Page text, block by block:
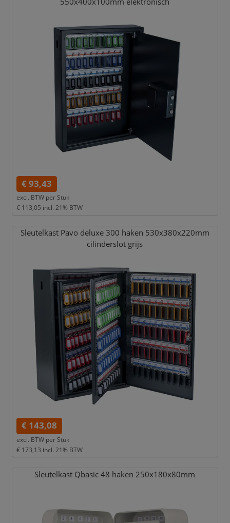
€ 93,43
excl. BTW per Stuk
€ 113,05 incl. 21% BTW
Sleutelkast Pavo deluxe 300 haken 530x380x220mm
cilinderslot grijs
€ 143,08
excl. BTW per Stuk
€ 173,13 incl. 21% BTW
Sleutelkast Qbasic 48 haken 250x180x80mm